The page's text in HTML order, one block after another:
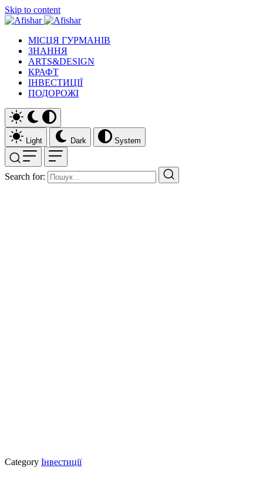
Skip to content
МІСЦЯ ГУРМАНІВ
ЗНАННЯ
ARTS&DESIGN
КРАФТ
ІНВЕСТИЦІЇ
ПОДОРОЖІ
Light Dark System
Search for:
Category Інвестиції